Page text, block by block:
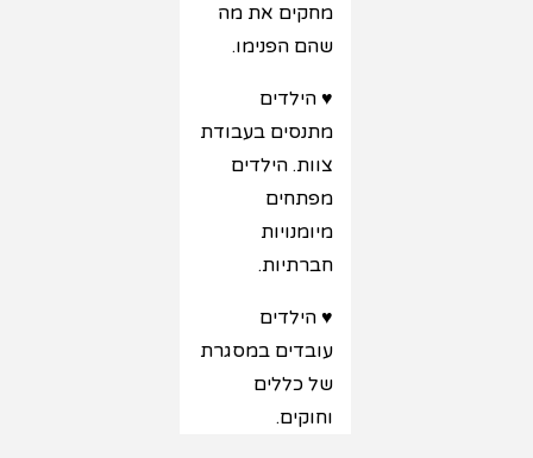
מחקים את מה
שהם הפנימו.
♥ הילדים
מתנסים בעבודת
צוות. הילדים
מפתחים
מיומנויות
חברתיות.
♥ הילדים
עובדים במסגרת
של כללים
וחוקים.